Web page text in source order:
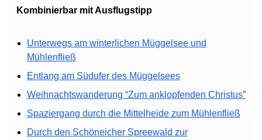
Kombinierbar mit Ausflugstipp
Unterwegs am winterlichen Müggelsee und
Mühlenfließ
Entlang am Südufer des Müggelsees
Weihnachtswanderung “Zum anklopfenden Christus”
Spaziergang durch die Mittelheide zum Mühlenfließ
Durch den Schöneicher Spreewald zur